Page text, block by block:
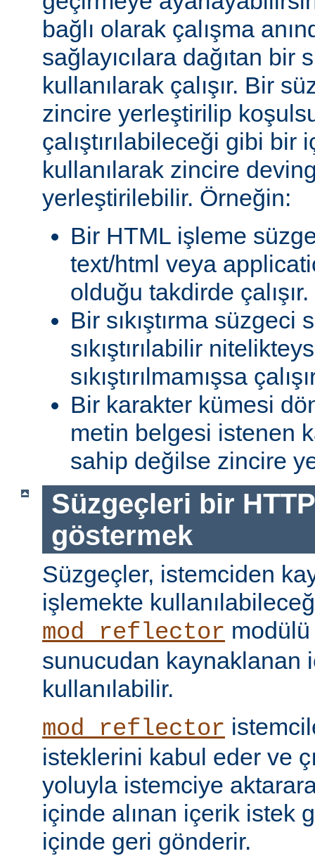
bağlı olarak çalışma
sağlayıcılara dağıtan bir
kullanılarak çalışır. Bir
zincire yerleştirilip
çalıştırılabileceği gibi bir
kullanılarak zincire
yerleştirilebilir. Örneğin:
Bir HTML işleme
text/html veya
olduğu takdirde çalışır.
Bir sıkıştırma süzgeci
sıkıştırılabilir
sıkıştırılmamışsa
Bir karakter kümesi
metin belgesi istenen
sahip değilse zincire
Süzgeçleri bir
göstermek
Süzgeçler, istemciden
işlemekte
mod_reflector modülü
sunucudan kaynaklanan
kullanılabilir.
mod_reflector
isteklerini kabul eder ve
yoluyla istemciye
içinde alınan içerik istek
içinde geri gönderir.